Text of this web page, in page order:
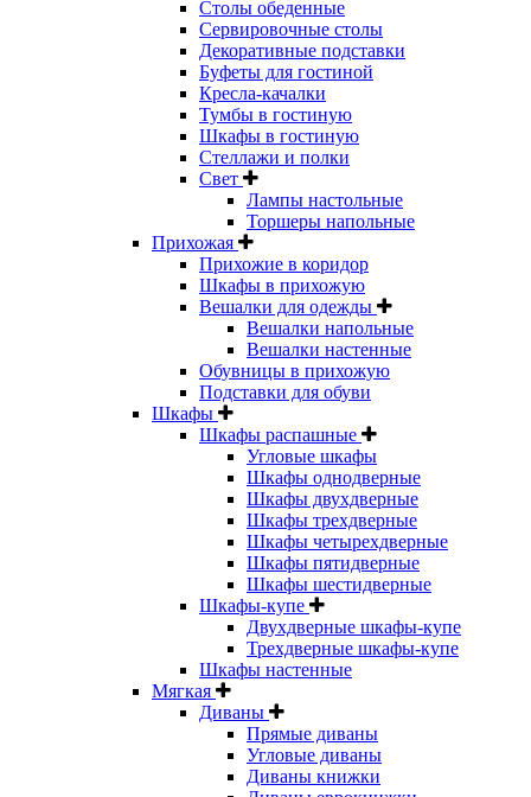
Столы обеденные
Сервировочные столы
Декоративные подставки
Буфеты для гостиной
Кресла-качалки
Тумбы в гостиную
Шкафы в гостиную
Стеллажи и полки
Свет
Лампы настольные
Торшеры напольные
Прихожая
Прихожие в коридор
Шкафы в прихожую
Вешалки для одежды
Вешалки напольные
Вешалки настенные
Обувницы в прихожую
Подставки для обуви
Шкафы
Шкафы распашные
Угловые шкафы
Шкафы однодверные
Шкафы двухдверные
Шкафы трехдверные
Шкафы четырехдверные
Шкафы пятидверные
Шкафы шестидверные
Шкафы-купе
Двухдверные шкафы-купе
Трехдверные шкафы-купе
Шкафы настенные
Мягкая
Диваны
Прямые диваны
Угловые диваны
Диваны книжки